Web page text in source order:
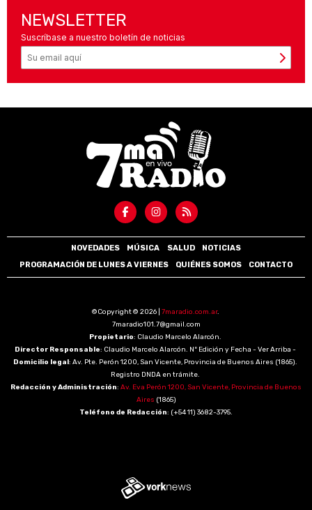
NEWSLETTER
Suscríbase a nuestro boletín de noticias
NOVEDADES MÚSICA SALUD
NOTICIAS
PROGRAMACIÓN DE LUNES A VIERNES
QUIÉNES SOMOS CONTACTO
©Copyright © 2026 | 7maradio.com.ar.
7maradio101.7@gmail.com
Propietario: Claudio Marcelo Alarcón.
Director Responsable: Claudio Marcelo Alarcón. Nº Edición y Fecha - Ver Arriba -
Domicilio legal: Av. Pte. Perón 1200, San Vicente, Provincia de Buenos Aires (1865).
Registro DNDA en trámite.
Redacción y Administración: Av. Eva Perón 1200, San Vicente, Provincia de Buenos
Aires (1865)
Teléfono de Redacción: (+54 11) 3682-3795.